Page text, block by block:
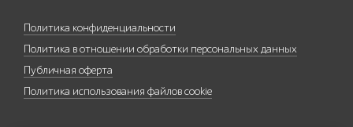
Политика конфиденциальности
Политика в отношении обработки персональных данных
Публичная оферта
Политика использования файлов cookie